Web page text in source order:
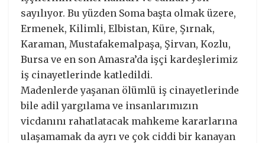
sayılıyor. Bu yüzden Soma başta olmak üzere,
Ermenek, Kilimli, Elbistan, Küre, Şırnak,
Karaman, Mustafakemalpaşa, Şirvan, Kozlu,
Bursa ve en son Amasra’da işçi kardeşlerimiz
iş cinayetlerinde katledildi.
Madenlerde yaşanan ölümlü iş cinayetlerinde
bile adil yargılama ve insanlarımızın
vicdanını rahatlatacak mahkeme kararlarına
ulaşamamak da ayrı ve çok ciddi bir kanayan